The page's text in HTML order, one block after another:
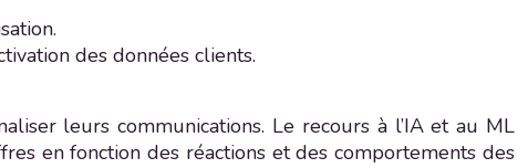
des données clients.
leurs communications. Le recours à l’IA et au ML
en fonction des réactions et des comportements des